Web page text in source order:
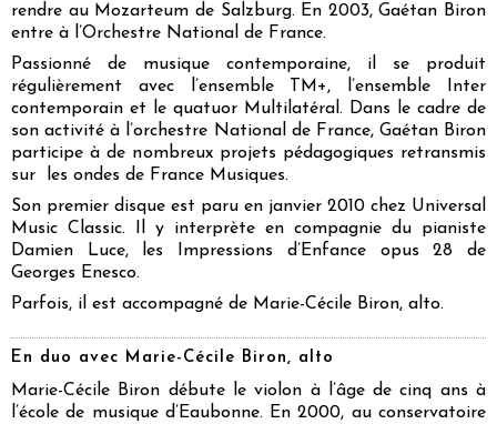
rendre au Mozarteum de Salzburg. En 2003, Gaétan Biron
entre à l’Orchestre National de France.
Passionné de musique contemporaine, il se produit
régulièrement avec l’ensemble TM+, l’ensemble Inter
contemporain et le quatuor Multilatéral. Dans le cadre de
son activité à l’orchestre National de France, Gaétan Biron
participe à de nombreux projets pédagogiques retransmis
sur les ondes de France Musiques.
Son premier disque est paru en janvier 2010 chez Universal
Music Classic. Il y interprète en compagnie du pianiste
Damien Luce, les Impressions d’Enfance opus 28 de
Georges Enesco.
Parfois, il est accompagné de Marie-Cécile Biron, alto.
En duo avec Marie-Cécile Biron, alto
Marie-Cécile Biron débute le violon à l’âge de cinq ans à
l’école de musique d’Eaubonne. En 2000, au conservatoire